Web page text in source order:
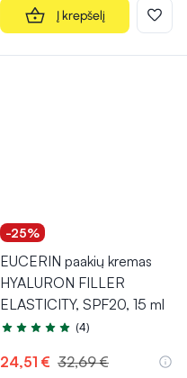
Į krepšelį
-25%
EUCERIN paakių kremas
HYALURON FILLER
ELASTICITY, SPF20, 15 ml
Įvertinimas 5.0 iš 5
(4)
24,51 € 32,69 €